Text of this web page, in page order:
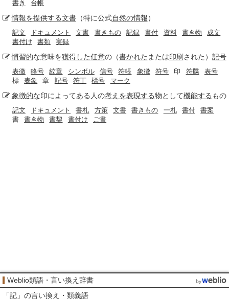
書き
台帳
情報を提供する文書（特に公式自然の情報）
記文 ドキュメント 文書 書きもの 記録 書付 資料 書き物
成文
書付け
書類 実録
慣習的な意味を獲得した任意の（書かれた または印刷 された） 記号
表徴 略号 紋章 シンボル 信号 符帳 象徴 符号 印 符牒
表号
標
表象 章 記号 符丁 標号 マーク
象徴的な印によってある人の考え を表現する物として機能する もの
記文 ドキュメント 書札 方策 文書 書きもの 一札 書付
書案
書
書き物 書契 書付け ご書
Weblio類語・言い換え辞書
「記 」の言い換え・類義語